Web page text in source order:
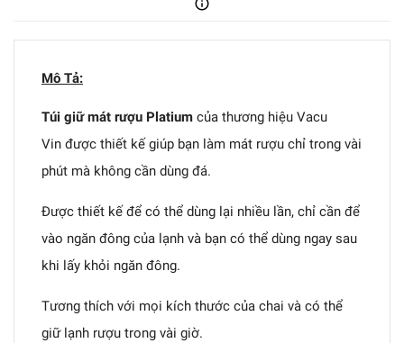
Mô Tả:
Túi giữ mát rượu Platium của thương hiệu Vacu
Vin được thiết kế giúp bạn làm mát rượu chỉ trong vài
phút mà không cần dùng đá.
Được thiết kế để có thể dùng lại nhiều lần, chỉ cần để
vào ngăn đông của lạnh và bạn có thể dùng ngay sau
khi lấy khỏi ngăn đông.
Tương thích với mọi kích thước của chai và có thể
giữ lạnh rượu trong vài giờ.